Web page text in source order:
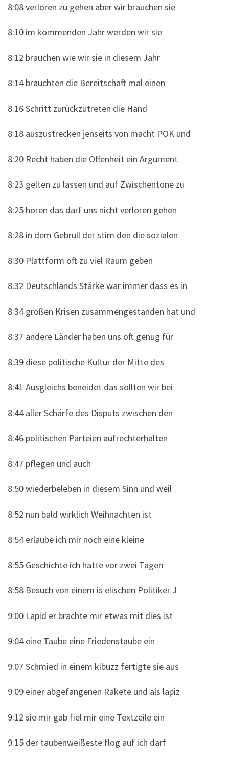
8:08 verloren zu gehen aber wir brauchen sie
8:10 im kommenden Jahr werden wir sie
8:12 brauchen wie wir sie in diesem Jahr
8:14 brauchten die Bereitschaft mal einen
8:16 Schritt zurückzutreten die Hand
8:18 auszustrecken jenseits von macht POK und
8:20 Recht haben die Offenheit ein Argument
8:23 gelten zu lassen und auf Zwischentöne zu
8:25 hören das darf uns nicht verloren gehen
8:28 in dem Gebrüll der stim den die sozialen
8:30 Plattform oft zu viel Raum geben
8:32 Deutschlands Stärke war immer dass es in
8:34 großen Krisen zusammengestanden hat und
8:37 andere Länder haben uns oft genug für
8:39 diese politische Kultur der Mitte des
8:41 Ausgleichs beneidet das sollten wir bei
8:44 aller Schärfe des Disputs zwischen den
8:46 politischen Parteien aufrechterhalten
8:47 pflegen und auch
8:50 wiederbeleben in diesem Sinn und weil
8:52 nun bald wirklich Weihnachten ist
8:54 erlaube ich mir noch eine kleine
8:55 Geschichte ich hatte vor zwei Tagen
8:58 Besuch von einem is elischen Politiker J
9:00 Lapid er brachte mir etwas mit dies ist
9:04 eine Taube eine Friedenstaube ein
9:07 Schmied in einem kibuzz fertigte sie aus
9:09 einer abgefangenen Rakete und als lapiz
9:12 sie mir gab fiel mir eine Textzeile ein
9:15 der taubenweißeste flog auf ich darf